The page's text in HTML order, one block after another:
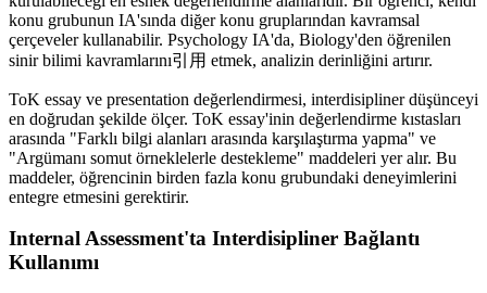
konu grubunun IA'sında diğer konu gruplarından kavramsal
çerçeveler kullanabilir. Psychology IA'da, Biology'den öğrenilen
sinir bilimi kavramlarını引用 etmek, analizin derinliğini artırır.
ToK essay ve presentation değerlendirmesi, interdisipliner düşünceyi
en doğrudan şekilde ölçer. ToK essay'inin değerlendirme kıstasları
arasında "Farklı bilgi alanları arasında karşılaştırma yapma" ve
"Argümanı somut örneklelerle destekleme" maddeleri yer alır. Bu
maddeler, öğrencinin birden fazla konu grubundaki deneyimlerini
entegre etmesini gerektirir.
Internal Assessment'ta Interdisipliner Bağlantı
Kullanımı